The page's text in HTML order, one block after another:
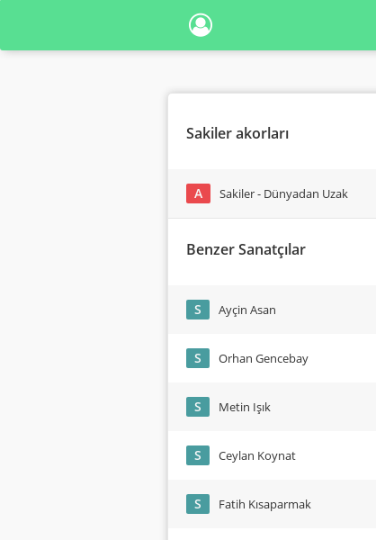
Sakiler akorları
A Sakiler - Dünyadan Uzak
Benzer Sanatçılar
S Ayçin Asan
S Orhan Gencebay
S Metin Işık
S Ceylan Koynat
S Fatih Kısaparmak